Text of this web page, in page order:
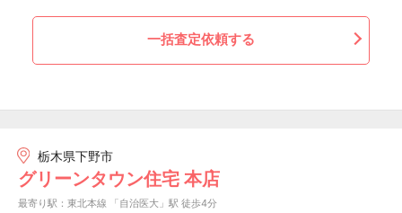
一括査定依頼する
栃木県下野市
グリーンタウン住宅 本店
最寄り駅：東北本線 「自治医大」駅 徒歩4分